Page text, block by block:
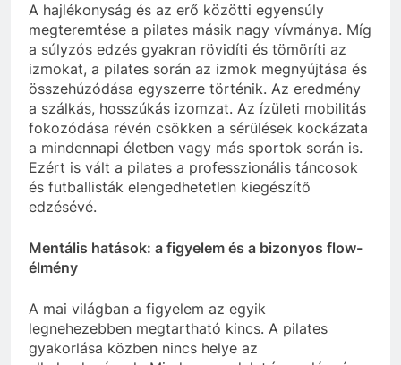
A hajlékonyság és az erő közötti egyensúly
megteremtése a pilates másik nagy vívmánya. Míg
a súlyzós edzés gyakran rövidíti és tömöríti az
izmokat, a pilates során az izmok megnyújtása és
összehúzódása egyszerre történik. Az eredmény
a szálkás, hosszúkás izomzat. Az ízületi mobilitás
fokozódása révén csökken a sérülések kockázata
a mindennapi életben vagy más sportok során is.
Ezért is vált a pilates a professzionális táncosok
és futballisták elengedhetetlen kiegészítő
edzésévé.
Mentális hatások: a figyelem és a bizonyos flow-
élmény
A mai világban a figyelem az egyik
legnehezebben megtartható kincs. A pilates
gyakorlása közben nincs helye az